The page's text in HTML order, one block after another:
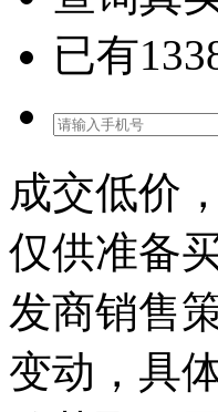
已有
成交低价
仅供准备
发商销售
变动，具